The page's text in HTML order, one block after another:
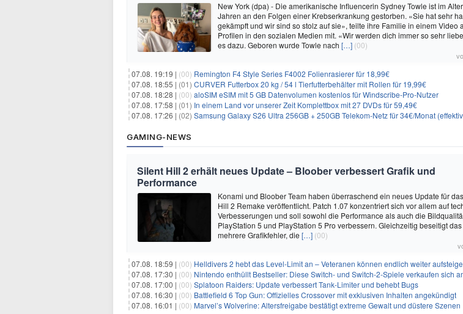
New York (dpa) - Die amerikanische Influencerin Sydney Towle ist im
Jahren an den Folgen einer Krebserkrankung gestorben. «Sie hat sehr
gekämpft und wir sind so stolz auf sie», teilte ihre Familie in einem Video
Profilen in den sozialen Medien mit. «Wir werden dich immer so sehr
es dazu. Geboren wurde Towle nach […] (00)
07.08. 19:19 | (00) Remington F4 Style Series F4002 Folienrasierer für 18,99€
07.08. 18:55 | (01) CURVER Futterbox 20 kg / 54 l Tierfutterbehälter mit Rollen für 19,99€
07.08. 18:28 | (00) aloSIM eSIM mit 5 GB Datenvolumen kostenlos für Windscribe-Pro-Nutzer
07.08. 17:58 | (01) In einem Land vor unserer Zeit Komplettbox mit 27 DVDs für 59,49€
07.08. 17:26 | (02) Samsung Galaxy S26 Ultra 256GB + 250GB Telekom-Netz für 34€/Monat (effektiv
GAMING-NEWS
Silent Hill 2 erhält neues Update – Bloober verbessert Grafik und
Performance
Konami und Bloober Team haben überraschend ein neues Update für
Hill 2 Remake veröffentlicht. Patch 1.07 konzentriert sich vor allem auf
Verbesserungen und soll sowohl die Performance als auch die
PlayStation 5 und PlayStation 5 Pro verbessern. Gleichzeitig beseitigt
mehrere Grafikfehler, die […] (00)
07.08. 18:59 | (00) Helldivers 2 hebt das Level-Limit an – Veteranen können endlich weiter
07.08. 17:30 | (00) Nintendo enthüllt Bestseller: Diese Switch- und Switch-2-Spiele verkaufen sich
07.08. 17:00 | (00) Splatoon Raiders: Update verbessert Tank-Limiter und behebt Bugs
07.08. 16:30 | (00) Battlefield 6 Top Gun: Offizielles Crossover mit exklusiven Inhalten angekündigt
07.08. 16:01 | (00) Marvel’s Wolverine: Altersfreigabe bestätigt extreme Gewalt und düstere Szenen